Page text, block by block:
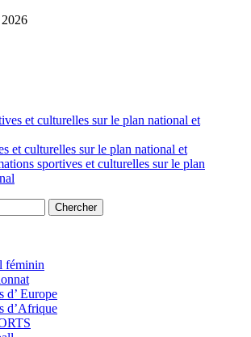
et culturelles sur le plan national et
sportives et culturelles sur le plan
féminin
d’ Europe
d’Afrique
DE LA HAAC N°0134/